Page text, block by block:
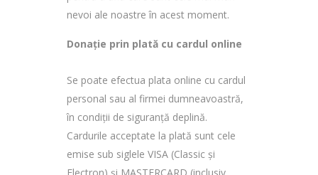
nevoi ale noastre în acest moment.
Donație prin plată cu cardul online
Se poate efectua plata online cu cardul
personal sau al firmei dumneavoastră,
în condiții de siguranță deplină.
Cardurile acceptate la plată sunt cele
emise sub siglele VISA (Classic și